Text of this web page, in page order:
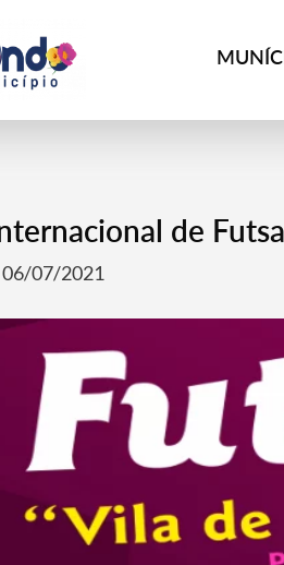
de
07/2021